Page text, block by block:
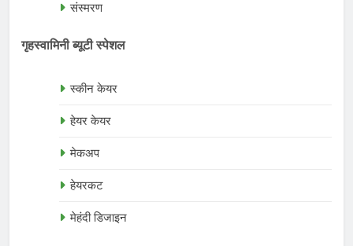
संस्मरण
गृहस्वामिनी ब्यूटी स्पेशल
स्कीन केयर
हेयर केयर
मेकअप
हेयरकट
मेहंदी डिजाइन